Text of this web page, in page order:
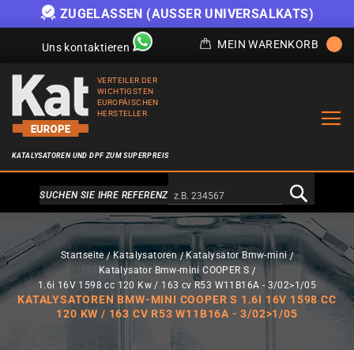
ZUGELASSEN (AUSSER UNIVERSALKATS)
Uns kontaktieren MEIN WARENKORB
VERTEILER DER
WICHTIGSTEN
EUROPÄISCHEN
HERSTELLER
KATALYSATOREN UND DPF ZUM SUPERPREIS
Alternativa a Doofinder
SUCHEN SIE IHRE REFERENZ
Startseite Katalysatoren
Katalysator Bmw-mini
Katalysator Bmw-mini COOPER S
1.6i 16V 1598 cc 120 Kw / 163 cv R53 W11B16A - 3/02>1/05
KATALYSATOREN BMW-MINI COOPER S 1.6I 16V 1598 CC
120 KW / 163 CV R53 W11B16A - 3/02>1/05